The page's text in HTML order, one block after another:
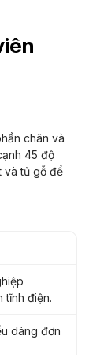
chân và
45 độ
và tủ gỗ để
tĩnh điện.
dáng đơn